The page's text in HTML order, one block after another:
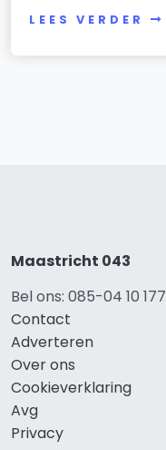
LEES VERDER
Maastricht 043
Bel ons: 085-04 10 177
Contact
Adverteren
Over ons
Cookieverklaring
Avg
Privacy